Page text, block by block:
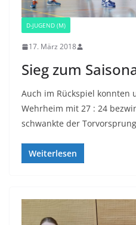
D-JUGEND (M)
17. März 2018
Sieg zum
Auch im Rückspiel konnten
Wehrheim mit 27 : 24
schwankte der Torvorsprung
Weiterlesen